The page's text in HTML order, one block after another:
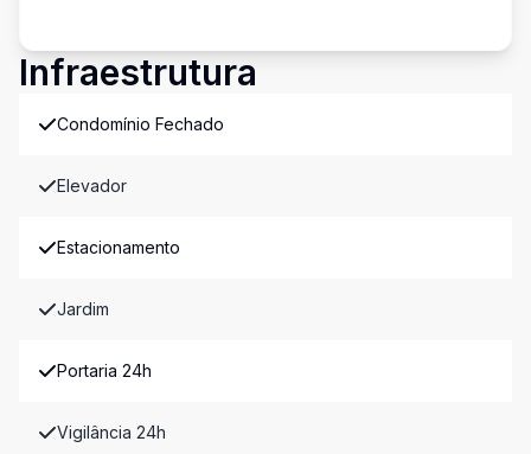
Infraestrutura
Condomínio Fechado
Elevador
Estacionamento
Jardim
Portaria 24h
Vigilância 24h